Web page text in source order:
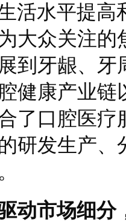
活水平提高
大众关注
到牙龈、牙
健康产业链
了口腔医疗
研发生产
动市场细分